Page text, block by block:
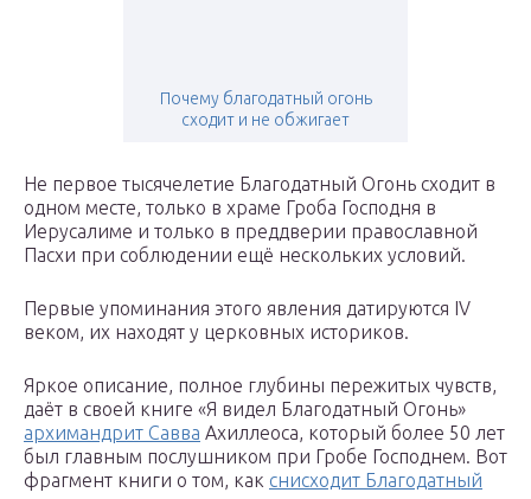
Почему благодатный огонь
сходит и не обжигает
Не первое тысячелетие Благодатный Огонь сходит в
одном месте, только в храме Гроба Господня в
Иерусалиме и только в преддверии православной
Пасхи при соблюдении ещё нескольких условий.
Первые упоминания этого явления датируются IV
веком, их находят у церковных историков.
Яркое описание, полное глубины пережитых чувств,
даёт в своей книге «Я видел Благодатный Огонь»
архимандрит Савва Ахиллеоса, который более 50 лет
был главным послушником при Гробе Господнем. Вот
фрагмент книги о том, как снисходит Благодатный